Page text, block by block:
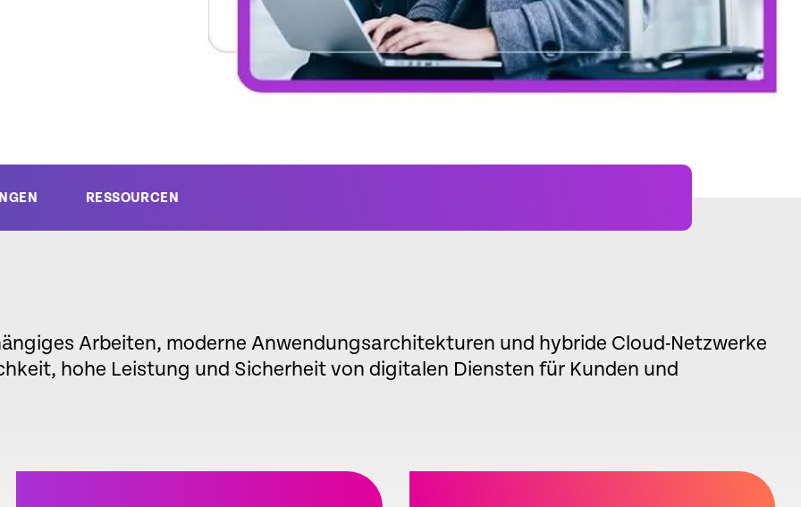
RESSOURCEN
Arbeiten, moderne Anwendungsarchitekturen und hybride Cloud-Netzwerke
hohe Leistung und Sicherheit von digitalen Diensten für Kunden und